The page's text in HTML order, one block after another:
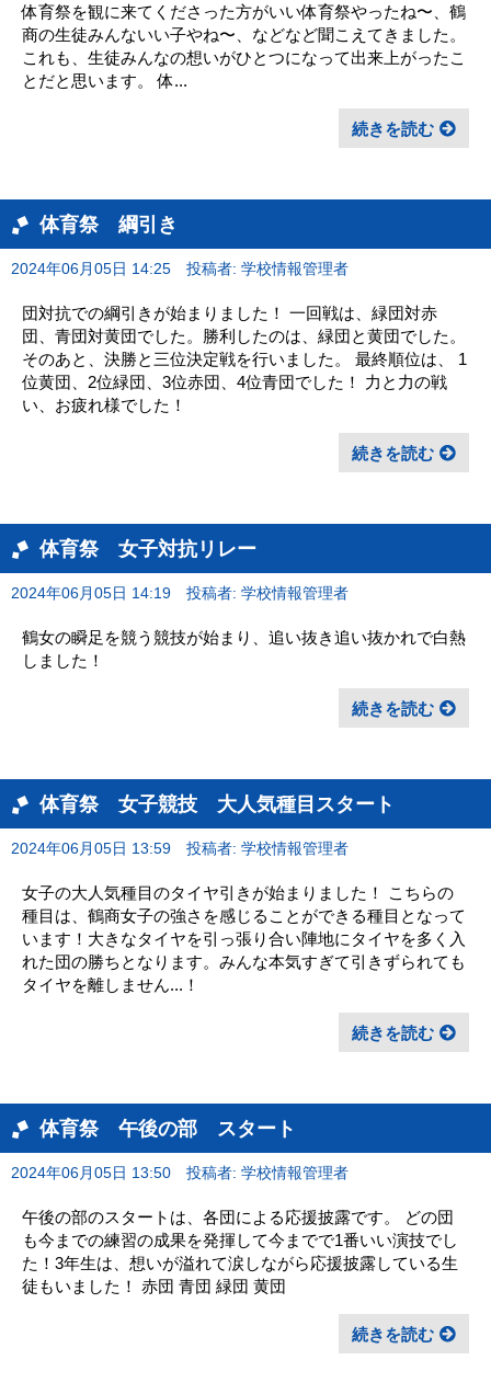
体育祭を観に来てくださった方がいい体育祭やったね〜、鶴
商の生徒みんないい子やね〜、などなど聞こえてきました。
これも、生徒みんなの想いがひとつになって出来上がったこ
とだと思います。 体...
続きを読む
体育祭 綱引き
2024年06月05日 14:25 投稿者: 学校情報管理者
団対抗での綱引きが始まりました！ 一回戦は、緑団対赤
団、青団対黄団でした。勝利したのは、緑団と黄団でした。
そのあと、決勝と三位決定戦を行いました。 最終順位は、 1
位黄団、2位緑団、3位赤団、4位青団でした！ 力と力の戦
い、お疲れ様でした！
続きを読む
体育祭 女子対抗リレー
2024年06月05日 14:19 投稿者: 学校情報管理者
鶴女の瞬足を競う競技が始まり、追い抜き追い抜かれで白熱
しました！
続きを読む
体育祭 女子競技 大人気種目スタート
2024年06月05日 13:59 投稿者: 学校情報管理者
女子の大人気種目のタイヤ引きが始まりました！ こちらの
種目は、鶴商女子の強さを感じることができる種目となって
います！大きなタイヤを引っ張り合い陣地にタイヤを多く入
れた団の勝ちとなります。みんな本気すぎて引きずられても
タイヤを離しません...！
続きを読む
体育祭 午後の部 スタート
2024年06月05日 13:50 投稿者: 学校情報管理者
午後の部のスタートは、各団による応援披露です。 どの団
も今までの練習の成果を発揮して今までで1番いい演技でし
た！3年生は、想いが溢れて涙しながら応援披露している生
徒もいました！ 赤団 青団 緑団 黄団
続きを読む